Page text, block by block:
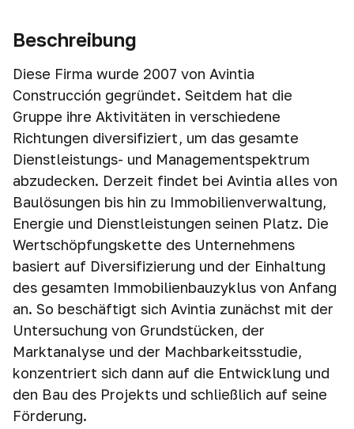
Beschreibung
Diese Firma wurde 2007 von Avintia
Construcción gegründet. Seitdem hat die
Gruppe ihre Aktivitäten in verschiedene
Richtungen diversifiziert, um das gesamte
Dienstleistungs- und Managementspektrum
abzudecken. Derzeit findet bei Avintia alles von
Baulösungen bis hin zu Immobilienverwaltung,
Energie und Dienstleistungen seinen Platz. Die
Wertschöpfungskette des Unternehmens
basiert auf Diversifizierung und der Einhaltung
des gesamten Immobilienbauzyklus von Anfang
an. So beschäftigt sich Avintia zunächst mit der
Untersuchung von Grundstücken, der
Marktanalyse und der Machbarkeitsstudie,
konzentriert sich dann auf die Entwicklung und
den Bau des Projekts und schließlich auf seine
Förderung.